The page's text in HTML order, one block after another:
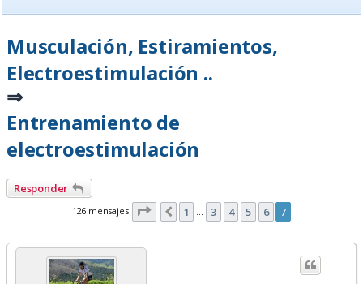
Musculación, Estiramientos,
Electroestimulación ..
⇒
Entrenamiento de
electroestimulación
Responder
126 mensajes Página de7
Anterior
1 … 3 4 5 6 7